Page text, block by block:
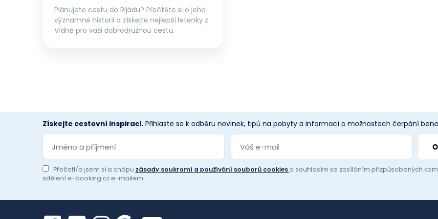
Plánujete cestu do Rijádu? Přečtěte si o jeho
významné historii a získejte nejlepší letenky z
Vídně pro vaši dobrodružnou cestu.
Získejte cestovní inspiraci. Přihlaste se k odběru novinek, tipů na pobyty a informací o možnostech čerpání
Přečetl/a jsem si a chápu zásady soukromí a používání souborů cookies a souhlasím se zasíláním přizpůsobených
sdělení e-booking.cz e-mailem.